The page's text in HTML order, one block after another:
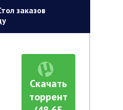
заказов
Скачать
торрент